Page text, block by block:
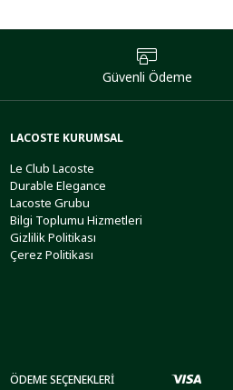
Güvenli Ödeme
LACOSTE KURUMSAL
Le Club Lacoste
Durable Elegance
Lacoste Grubu
Bilgi Toplumu Hizmetleri
Gizlilik Politikası
Çerez Politikası
ÖDEME SEÇENEKLERİ